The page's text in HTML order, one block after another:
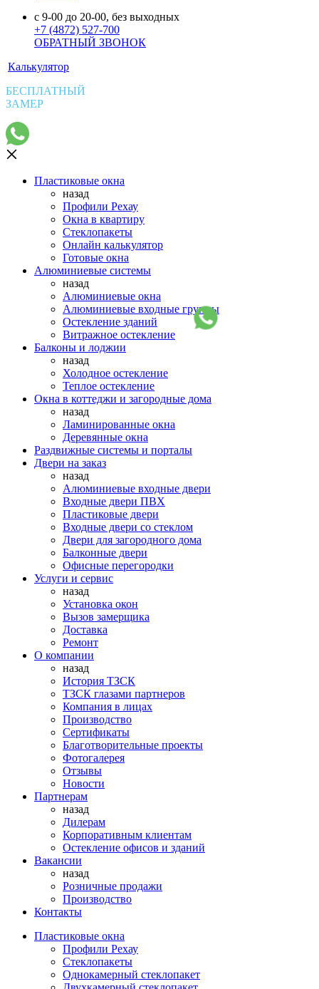
с 9-00 до 20-00, без выходных
+7 (4872) 527-700
ОБРАТНЫЙ ЗВОНОК
Калькулятор
БЕСПЛАТНЫЙ
ЗАМЕР
Пластиковые окна
назад
Профили Рехау
Окна в квартиру
Стеклопакеты
Онлайн калькулятор
Готовые окна
Алюминиевые системы
назад
Алюминиевые окна
Алюминиевые входные группы
Остекление зданий
Витражное остекление
Балконы и лоджии
назад
Холодное остекление
Теплое остекление
Окна в коттеджи и загородные дома
назад
Ламинированные окна
Деревянные окна
Раздвижные системы и порталы
Двери на заказ
назад
Алюминиевые входные двери
Входные двери ПВХ
Пластиковые двери
Входные двери со стеклом
Двери для загородного дома
Балконные двери
Офисные перегородки
Услуги и сервис
назад
Установка окон
Вызов замерщика
Доставка
Ремонт
О компании
назад
История ТЗСК
ТЗСК глазами партнеров
Компания в лицах
Производство
Сертификаты
Благотворительные проекты
Фотогалерея
Отзывы
Новости
Партнерам
назад
Дилерам
Корпоративным клиентам
Остекление офисов и зданий
Вакансии
назад
Розничные продажи
Производство
Контакты
Пластиковые окна
Профили Рехау
Стеклопакеты
Однокамерный стеклопакет